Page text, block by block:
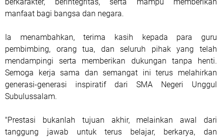
manfaat bagi bangsa dan negara.
Ia menambahkan, terima kasih kepada para guru
pembimbing, orang tua, dan seluruh pihak yang telah
mendampingi serta memberikan dukungan tanpa henti.
Semoga kerja sama dan semangat ini terus melahirkan
generasi-generasi inspiratif dari SMA Negeri Unggul
Subulussalam.
"Prestasi bukanlah tujuan akhir, melainkan awal dari
tanggung jawab untuk terus belajar, berkarya, dan